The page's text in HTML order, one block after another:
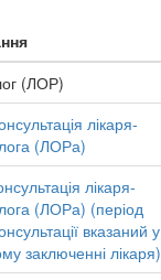
(ЛОР)
лікаря-
(ЛОРа)
лікаря-
(ЛОРа) (період
вказаний у
заключенні лікаря)